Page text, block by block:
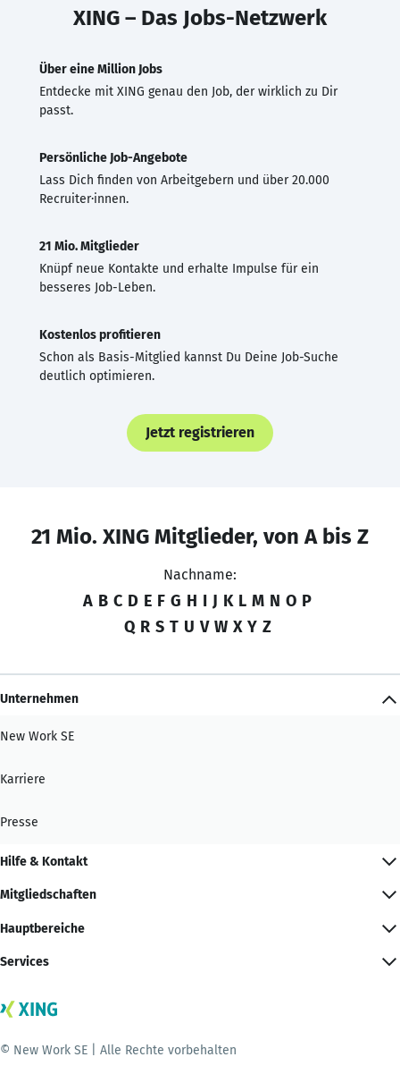
XING – Das Jobs-Netzwerk
Über eine Million Jobs
Entdecke mit XING genau den Job, der wirklich zu Dir
passt.
Persönliche Job-Angebote
Lass Dich finden von Arbeitgebern und über 20.000
Recruiter·innen.
21 Mio. Mitglieder
Knüpf neue Kontakte und erhalte Impulse für ein
besseres Job-Leben.
Kostenlos profitieren
Schon als Basis-Mitglied kannst Du Deine Job-Suche
deutlich optimieren.
Jetzt registrieren
21 Mio. XING Mitglieder, von A bis Z
Nachname:
A B C D E F G H I J K L M N O P
Q R S T U V W X Y Z
Unternehmen
New Work SE
Karriere
Presse
Hilfe & Kontakt
Mitgliedschaften
Hauptbereiche
Services
© New Work SE | Alle Rechte vorbehalten